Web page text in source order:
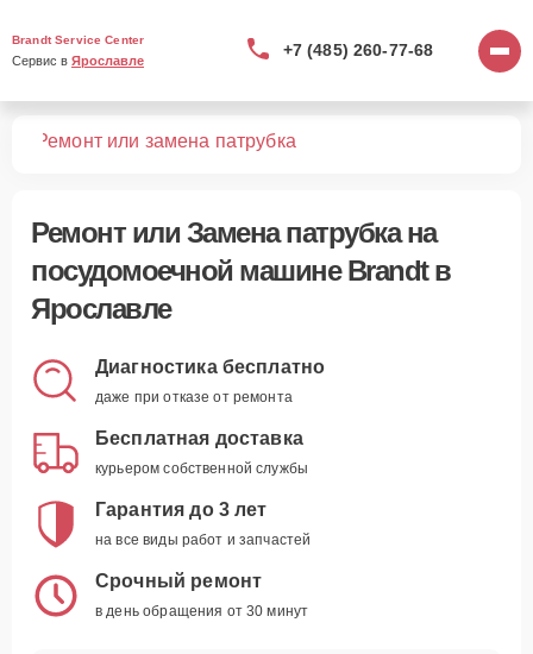
Brandt Service Center
Сервис в Ярославле
+7 (485) 260-77-68
Ремонт или замена патрубка
Ремонт или Замена патрубкана
посудомоечной машине Brandt в
Ярославле
Диагностика бесплатно
даже при отказе от ремонта
Бесплатная доставка
курьером собственной службы
Гарантия до 3 лет
на все виды работ и запчастей
Срочный ремонт
в день обращения от 30 минут